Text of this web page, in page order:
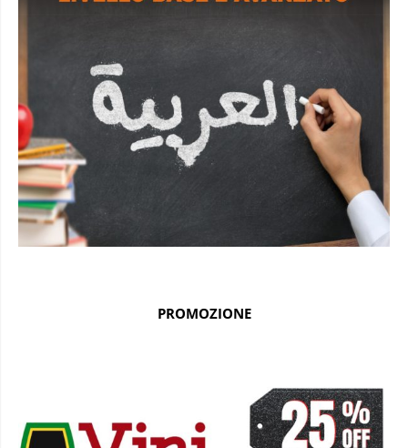
PROMOZIONE